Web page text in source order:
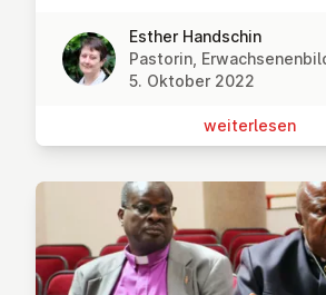
Esther Handschin
Pastorin,
5. Oktober 2022
wei­ter­le­sen